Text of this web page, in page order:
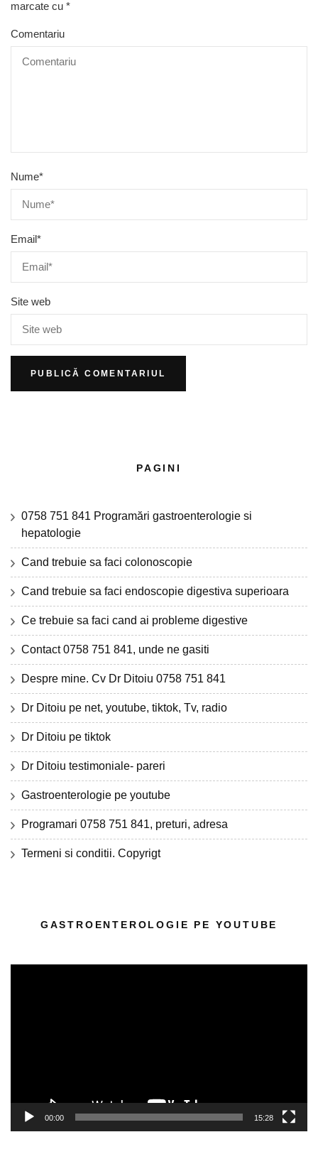
marcate cu *
Comentariu
Nume*
Email*
Site web
PAGINI
0758 751 841 Programări gastroenterologie si
hepatologie
Cand trebuie sa faci colonoscopie
Cand trebuie sa faci endoscopie digestiva superioara
Ce trebuie sa faci cand ai probleme digestive
Contact 0758 751 841, unde ne gasiti
Despre mine. Cv Dr Ditoiu 0758 751 841
Dr Ditoiu pe net, youtube, tiktok, Tv, radio
Dr Ditoiu pe tiktok
Dr Ditoiu testimoniale- pareri
Gastroenterologie pe youtube
Programari 0758 751 841, preturi, adresa
Termeni si conditii. Copyrigt
GASTROENTEROLOGIE PE YOUTUBE
00:00 15:28